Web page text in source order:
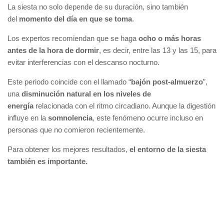
La siesta no solo depende de su duración, sino también
del momento del día en que se toma.
Los expertos recomiendan que se haga ocho o más horas
antes de la hora de dormir, es decir, entre las 13 y las 15, para
evitar interferencias con el descanso nocturno.
Este periodo coincide con el llamado “bajón post-almuerzo”,
una disminución natural en los niveles de
energía relacionada con el ritmo circadiano. Aunque la digestión
influye en la somnolencia, este fenómeno ocurre incluso en
personas que no comieron recientemente.
Para obtener los mejores resultados, el entorno de la siesta
también es importante.